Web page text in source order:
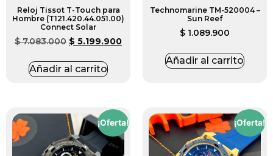
Reloj Tissot T-Touch para
Hombre (T121.420.44.051.00)
Connect Solar
$7.083.000 $ 5.199.900
Añadir al carrito
Technomarine TM-520004 –
Sun Reef
$ 1.089.900
Añadir al carrito
¡Oferta! ¡Oferta!